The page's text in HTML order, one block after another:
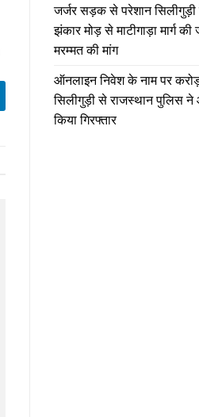
जर्जर सड़क से परेशान
झंकार मोड़ से माटीगाड़ा मार्ग की
मरम्मत की मांग
ऑनलाइन निवेश के नाम पर
सिलीगुड़ी से राजस्थान पुलिस ने
किया गिरफ्तार